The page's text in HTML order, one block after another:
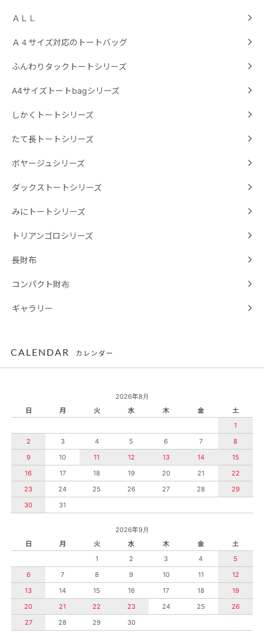
ＡＬＬ
Ａ４サイズ対応のトートバッグ
ふんわりタックトートシリーズ
A4サイズトートbagシリーズ
しかくトートシリーズ
たて長トートシリーズ
ボヤージュシリーズ
ダックストートシリーズ
みにトートシリーズ
トリアンゴロシリーズ
長財布
コンパクト財布
ギャラリー
CALENDAR カレンダー
2026年8月
日
月 火 水 木 金
土
1
2
3 4 5 6 7
8
9
10 11 12 13 14
15
16
17 18 19 20 21
22
23
24 25 26 27 28
29
30
31
2026年9月
日
月 火 水 木 金
土
1
2 3 4
5
6
7 8 9 10 11
12
13
14 15 16 17 18
19
20
21 22 23 24 25
26
27
28 29 30